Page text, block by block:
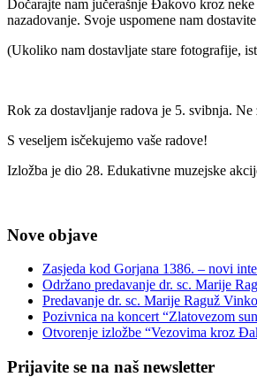
Dočarajte nam jučerašnje Đakovo kroz
nazadovanje. Svoje uspomene nam
(Ukoliko nam dostavljate stare fotografije,
Rok za dostavljanje radova je 5. svibnja.
S veseljem isčekujemo vaše radove!
Izložba je dio 28. Edukativne muzejske
Nove objave
Zasjeda kod Gorjana 1386. – novi
Održano predavanje dr. sc. Marije
Predavanje dr. sc. Marije Raguž
Pozivnica na koncert “Zlatovezom
Otvorenje izložbe “Vezovima kroz
Prijavite se na naš newsletter